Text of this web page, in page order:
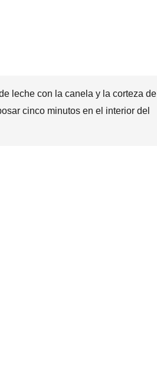
leche con la canela y la corteza de
cinco minutos en el interior del